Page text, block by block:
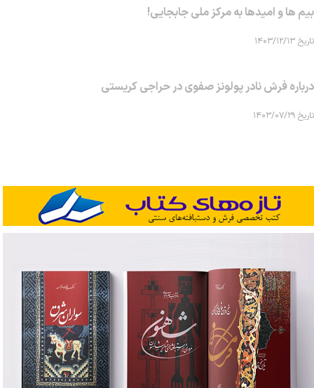
بیم ها و امیدها به مرکز ملی جابجایی!
تاریخ ۱۴۰۳/۱۲/۱۳
درباره فرش نادر پولونز صفوی در حراجی کریستی
تاریخ ۱۴۰۳/۰۷/۲۹